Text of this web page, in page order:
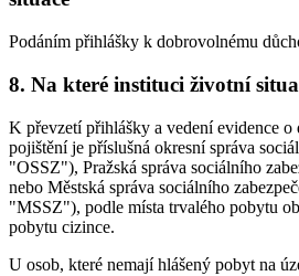
Podáním přihlášky k dobrovolnému
8. Na které instituci životní
K převzetí přihlášky a vedení evidence
pojištění je příslušná okresní správa
"OSSZ"), Pražská správa sociálního
nebo Městská správa sociálního
"MSSZ"), podle místa trvalého pobytu
pobytu cizince.
U osob, které nemají hlášený pobyt na